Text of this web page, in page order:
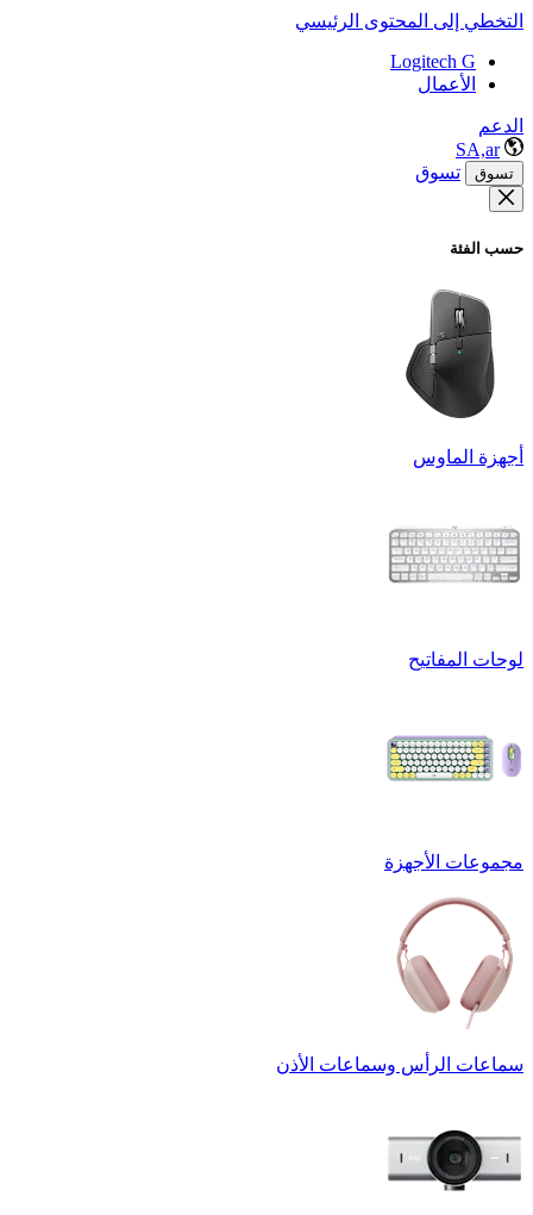
التخطي إلى المحتوى الرئيسي
Logitech G
الأعمال
الدعم
SA,ar
تسوق تسوق
حسب الفئة
أجهزة الماوس
لوحات المفاتيح
مجموعات الأجهزة
سماعات الرأس وسماعات الأذن